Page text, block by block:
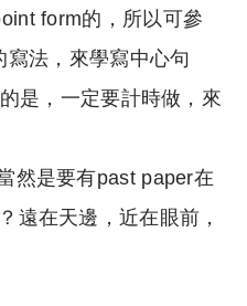
form的，所以可參
法，來學寫中心句
是，一定要計時做，來
然是要有past paper在
遠在天邊，近在眼前，